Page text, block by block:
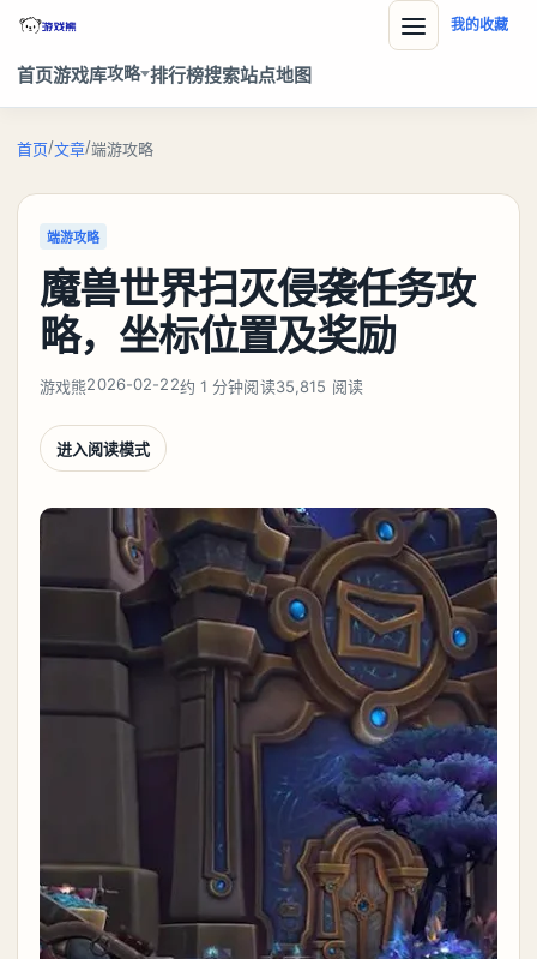
首页游戏库攻略 排行榜搜索站点地图
我的收藏
首页/文章/端游攻略
端游攻略
魔兽世界扫灭侵袭任务攻
略，坐标位置及奖励
游戏熊2026-02-22约 1 分钟阅读35,815 阅读
进入阅读模式